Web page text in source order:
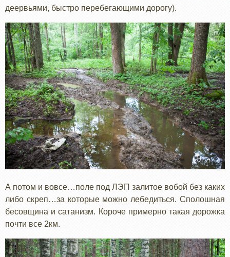
деервьями, быстро перебегающими дорогу).
А потом и вовсе…поле под ЛЭП залитое вобой без каких
либо скреп…за которые можно лебедиться. Сполошная
бесовщина и сатанизм. Короче примерно такая дорожка
почти все 2км.